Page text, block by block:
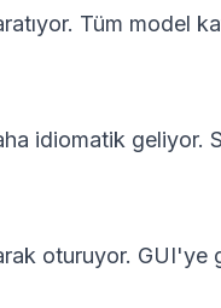
Tüm model
idiomatik geliyor.
oturuyor. GUI'ye